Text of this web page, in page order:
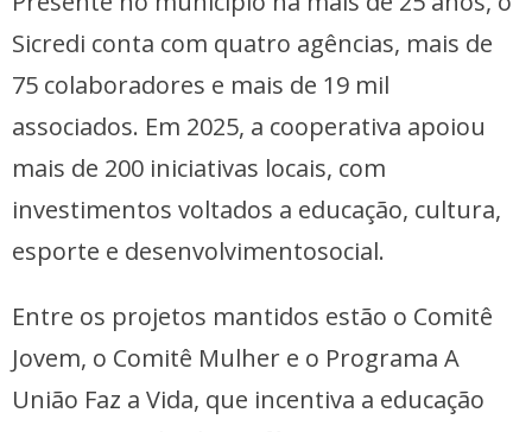
Sicredi conta com quatro agências, mais de
75 colaboradores e mais de 19 mil
associados. Em 2025, a cooperativa apoiou
mais de 200 iniciativas locais, com
investimentos voltados a educação, cultura,
esporte e desenvolvimentosocial.
Entre os projetos mantidos estão o Comitê
Jovem, o Comitê Mulher e o Programa A
União Faz a Vida, que incentiva a educação